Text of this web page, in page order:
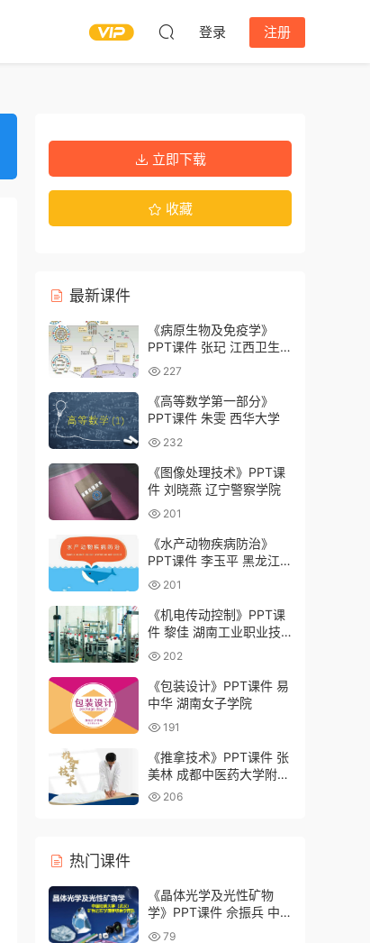
登录 注册
立即下载
收藏
最新课件
《病原生物及免疫学》
PPT课件 张玘 江西卫生
职业学院
227
《高等数学第一部分》
PPT课件 朱雯 西华大学
232
《图像处理技术》PPT课
件 刘晓燕 辽宁警察学院
201
《水产动物疾病防治》
PPT课件 李玉平 黑龙江
农业工程职业学院
201
《机电传动控制》PPT课
件 黎佳 湖南工业职业技
术学院
202
《包装设计》PPT课件 易
中华 湖南女子学院
191
《推拿技术》PPT课件 张
美林 成都中医药大学附属
医院针灸学校（四川省针
206
热门课件
《晶体光学及光性矿物
学》PPT课件 佘振兵 中
国地质大学（武汉）
79